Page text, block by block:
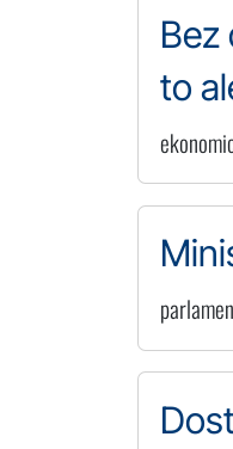
Bez
to